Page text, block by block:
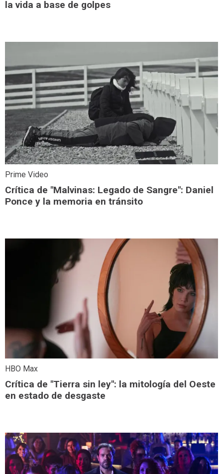
la vida a base de golpes
Prime Video
Crítica de "Malvinas: Legado de Sangre": Daniel
Ponce y la memoria en tránsito
HBO Max
Crítica de "Tierra sin ley": la mitología del Oeste
en estado de desgaste